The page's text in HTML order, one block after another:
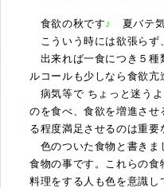
食欲の秋です♪
夏バテ気
こういう時には欲張らず
出来れば一食につき５種
ルコールも少しなら食欲亢
病気等で ちょっと迷う
のを食べ、食欲を増進させ
る程度満足させるのは重要
色のついた食物と書きま
食物の事です。これらの食
料理をする人も色を意識し